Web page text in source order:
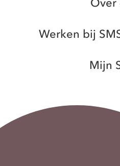
Over
Werken bij
Mijn